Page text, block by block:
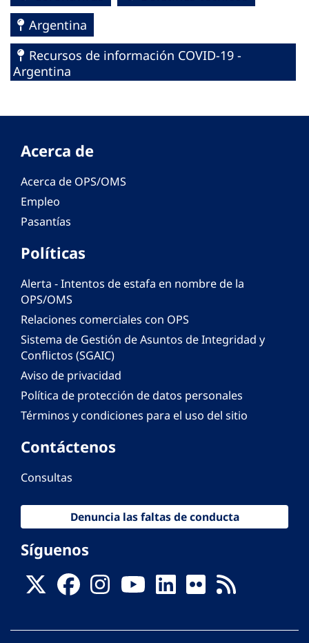
Argentina
Recursos de información COVID-19 -
Argentina
Acerca de
Acerca de OPS/OMS
Empleo
Pasantías
Políticas
Alerta - Intentos de estafa en nombre de la
OPS/OMS
Relaciones comerciales con OPS
Sistema de Gestión de Asuntos de Integridad y
Conflictos (SGAIC)
Aviso de privacidad
Política de protección de datos personales
Términos y condiciones para el uso del sitio
Contáctenos
Consultas
Denuncia las faltas de conducta
Síguenos